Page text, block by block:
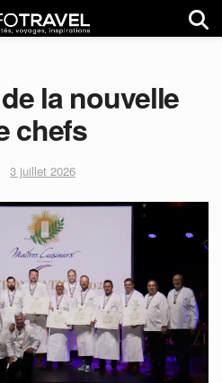
la nouvelle
chefs
3 juillet 2026